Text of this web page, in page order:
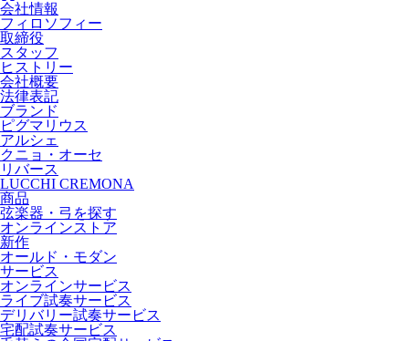
会社情報
フィロソフィー
取締役
スタッフ
ヒストリー
会社概要
法律表記
ブランド
ピグマリウス
アルシェ
クニョ・オーセ
リバース
LUCCHI CREMONA
商品
弦楽器・弓を探す
オンラインストア
新作
オールド・モダン
サービス
オンラインサービス
ライブ試奏サービス
デリバリー試奏サービス
宅配試奏サービス